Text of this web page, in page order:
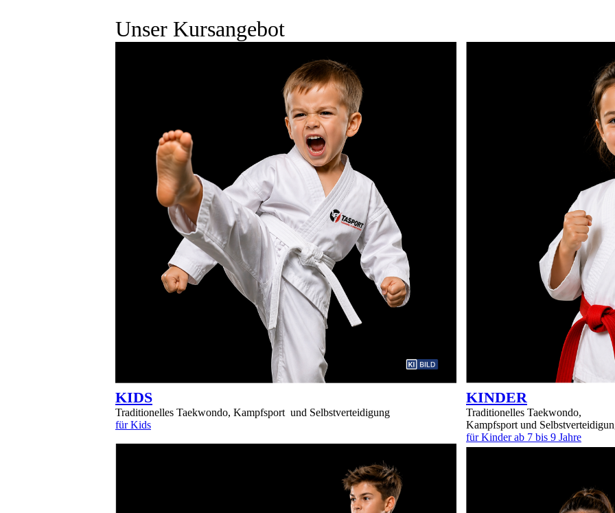
Unser Kursangebot
KIDS
Traditionelles Taekwondo, Kampfsport und Selbstverteidigung
für Kids
KINDER
Traditionelles Taekwondo,
Kampfsport und
für Kinder ab 7 bis 9 Jahre